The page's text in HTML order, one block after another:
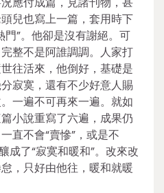
兒也寫上一篇，套用時下
門”。他卻是沒有謝絕。可
整不是阿誰調調。人家打
往活來，他倒好，基礎是
寂寞，還有不少好意人賜
一遍不可再來一遍。就如
小說重寫了六遍，成果仍
直不會“賣慘”，或是不
成了“寂寞和暖和”。改來改
，只好由他往，暖和就暖